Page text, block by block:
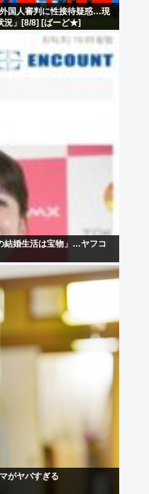
国人審判に性接待疑惑…現
況」[8/8] [ばーど★]
結婚生活は宝物」…ヤフコ
がヤバすぎる